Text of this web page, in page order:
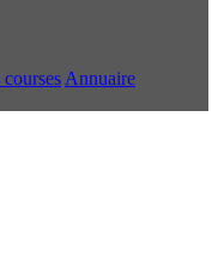
Annuaire